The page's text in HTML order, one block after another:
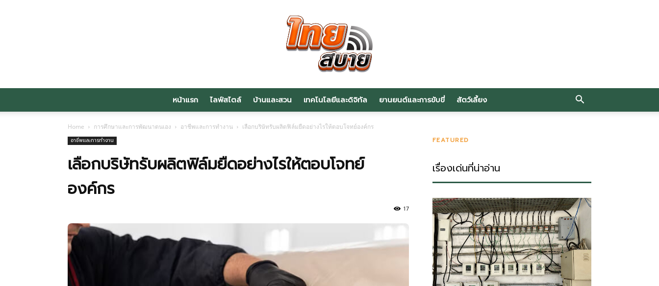
รู้
หน้าแรก ไลฟ์สไตล์ บ้านและสวน เทคโนโลยีและดิจิทัล ยานยนต์และการขับขี่ สัตว์เลี้ยง
Home การศึกษาและการพัฒนาตนเอง อาชีพและการทำงาน เลือกบริษัทรับผลิตฟิล์มยืดอย่างไรให้ตอบโจทย์องค์กร
อาชีพและการทำงาน
เลือกบริษัทรับผลิตฟิล์มยืดอย่างไรให้ตอบโจทย์
องค์กร
17
FEATURED
เรื่องเด่นที่น่าอ่าน